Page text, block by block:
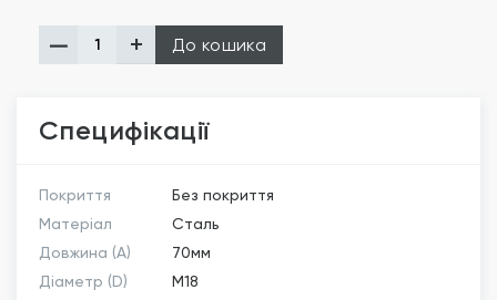
Специфікації
Покриття
Без покриття
Матеріал
Сталь
Довжина (A)
70мм
Діаметр (D)
М18
До кошика